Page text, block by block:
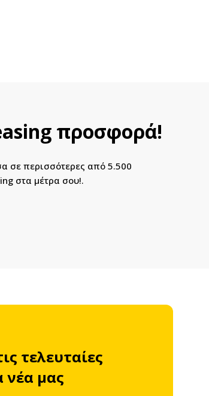
προσφορά!
σε περισσότερες από 5.500
στα μέτρα σου!.
τελευταίες
νέα μας